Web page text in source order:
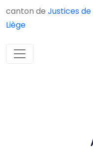
canton de Justices
Liège